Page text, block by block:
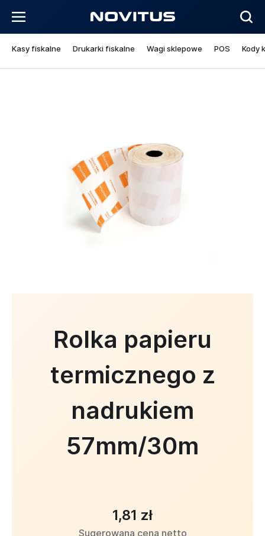
Kasy fiskalne Drukarki fiskalne Wagi sklepowe POS Kody
Rolka papieru
termicznego z
nadrukiem
57mm/30m
1,81 zł
Sugerowana cena netto